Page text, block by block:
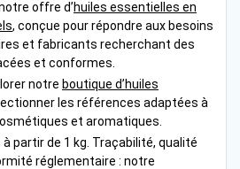
offre d’huiles essentielles en
, conçue pour répondre aux besoins
et fabricants recherchant des
et conformes.
notre boutique d’huiles
les références adaptées à
et aromatiques.
partir de 1 kg. Traçabilité, qualité
réglementaire : notre